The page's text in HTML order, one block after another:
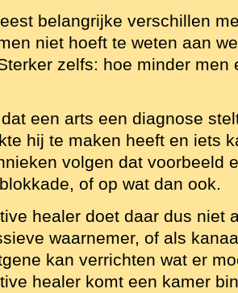
belangrijke verschillen
niet hoeft te weten aan
zelfs: hoe minder men
een arts een diagnose
hij te maken heeft en iets
volgen dat voorbeeld
of op wat dan ook.
healer doet daar dus niet
waarnemer, of als
kan verrichten wat er
healer komt een kamer